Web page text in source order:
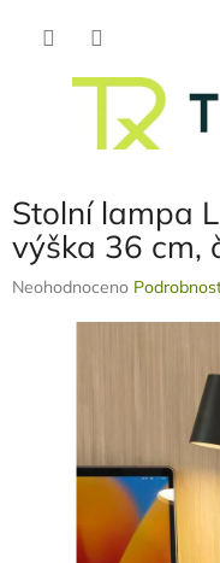
Stolní lampa
výška 36 cm,
Průměrné
Neohodnoceno